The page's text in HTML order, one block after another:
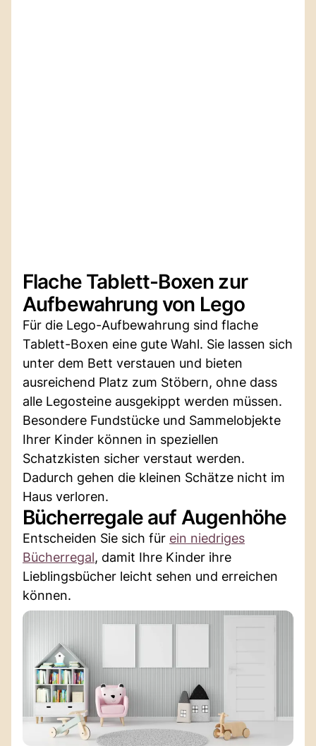
Flache Tablett-Boxen zur
Aufbewahrung von Lego
Für die Lego-Aufbewahrung sind flache
Tablett-Boxen eine gute Wahl. Sie lassen sich
unter dem Bett verstauen und bieten
ausreichend Platz zum Stöbern, ohne dass
alle Legosteine ausgekippt werden müssen.
Besondere Fundstücke und Sammelobjekte
Ihrer Kinder können in speziellen
Schatzkisten sicher verstaut werden.
Dadurch gehen die kleinen Schätze nicht im
Haus verloren.
Bücherregale auf Augenhöhe
Entscheiden Sie sich für ein niedriges
Bücherregal, damit Ihre Kinder ihre
Lieblingsbücher leicht sehen und erreichen
können.